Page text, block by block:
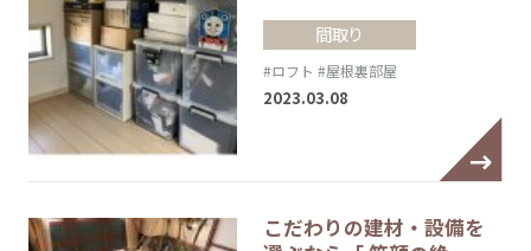
間取り
#ロフト #屋根裏部屋
2023.03.08
こだわりの建材・設備を